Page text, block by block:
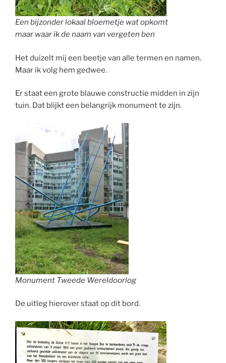
Een bijzonder lokaal bloemetje wat opkomt
maar waar ik de naam van vergeten ben
Het duizelt mij een beetje van alle termen en namen.
Maar ik volg hem gedwee.
Er staat een grote blauwe constructie midden in zijn
tuin. Dat blijkt een belangrijk monument te zijn.
Monument Tweede Wereldoorlog
De uitleg hierover staat op dit bord.